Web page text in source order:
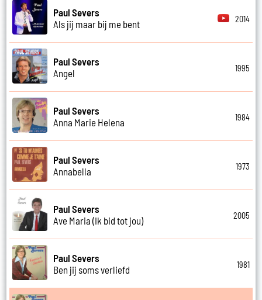
Paul Severs
Als jij maar bij me bent
2014
Paul Severs
Angel
1995
Paul Severs
Anna Marie Helena
1984
Paul Severs
Annabella
1973
Paul Severs
Ave Maria (Ik bid tot jou)
2005
Paul Severs
Ben jij soms verliefd
1981